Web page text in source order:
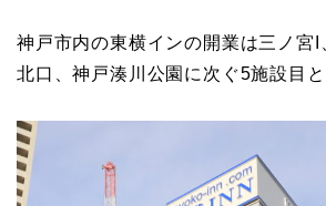
神戸市内の東横インの開業は三ノ宮I
北口、神戸湊川公園に次ぐ5施設目と